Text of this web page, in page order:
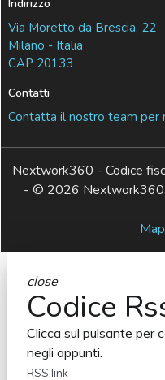
Indirizzo
Via Moretto da Brescia, 22
Milano - Italia
CAP 20133
Contatti
Contatta il nostro team per
Nextwork360 - Codice
- © 2026 Nextwork360.
close
Codice
Clicca sul pulsante per
negli appunti.
RSS link